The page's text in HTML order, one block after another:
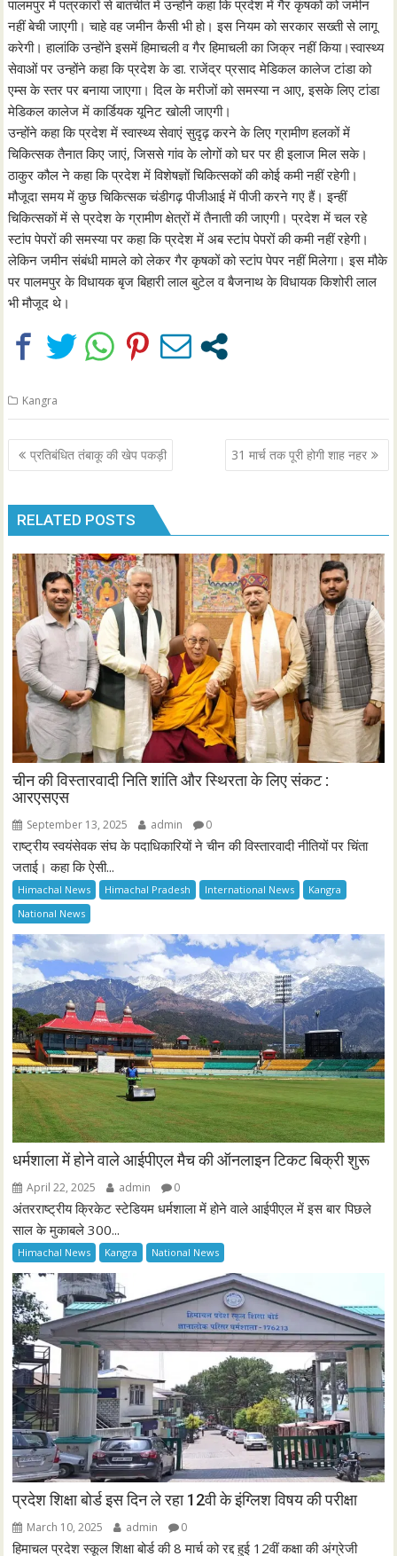
पालमपुर में पत्रकारों से बातचीत में उन्होंने कहा कि प्रदेश में गैर कृषकों को जमीन
नहीं बेची जाएगी। चाहे वह जमीन कैसी भी हो। इस नियम को सरकार सख्ती से लागू
करेगी। हालांकि उन्होंने इसमें हिमाचली व गैर हिमाचली का जिक्र नहीं किया।स्वास्थ्य
सेवाओं पर उन्होंने कहा कि प्रदेश के डा. राजेंद्र प्रसाद मेडिकल कालेज टांडा को
एम्स के स्तर पर बनाया जाएगा। दिल के मरीजों को समस्या न आए, इसके लिए टांडा
मेडिकल कालेज में कार्डियक यूनिट खोली जाएगी।
उन्होंने कहा कि प्रदेश में स्वास्थ्य सेवाएं सुदृढ़ करने के लिए ग्रामीण हलकों में
चिकित्सक तैनात किए जाएं, जिससे गांव के लोगों को घर पर ही इलाज मिल सके।
ठाकुर कौल ने कहा कि प्रदेश में विशेषज्ञों चिकित्सकों की कोई कमी नहीं रहेगी।
मौजूदा समय में कुछ चिकित्सक चंडीगढ़ पीजीआई में पीजी करने गए हैं। इन्हीं
चिकित्सकों में से प्रदेश के ग्रामीण क्षेत्रों में तैनाती की जाएगी। प्रदेश में चल रहे
स्टांप पेपरों की समस्या पर कहा कि प्रदेश में अब स्टांप पेपरों की कमी नहीं रहेगी।
लेकिन जमीन संबंधी मामले को लेकर गैर कृषकों को स्टांप पेपर नहीं मिलेगा। इस मौके
पर पालमपुर के विधायक बृज बिहारी लाल बुटेल व बैजनाथ के विधायक किशोरी लाल
भी मौजूद थे।
Kangra
Post
navigation
प्रतिबंधित तंबाकू की खेप पकड़ी 31 मार्च तक पूरी होगी शाह नहर
RELATED POSTS
चीन की विस्तारवादी निति शांति और स्थिरता के लिए संकट :
आरएसएस
September 13, 2025 admin 0
राष्ट्रीय स्वयंसेवक संघ के पदाधिकारियों ने चीन की विस्तारवादी नीतियों पर चिंता
जताई। कहा कि ऐसी...
Himachal News Himachal Pradesh International News
Kangra
National News
धर्मशाला में होने वाले आईपीएल मैच की ऑनलाइन टिकट बिक्री शुरू
April 22, 2025 admin 0
अंतरराष्ट्रीय क्रिकेट स्टेडियम धर्मशाला में होने वाले आईपीएल में इस बार पिछले
साल के मुकाबले 300...
Himachal News Kangra National News
प्रदेश शिक्षा बोर्ड इस दिन ले रहा 12वी के इंग्लिश विषय की परीक्षा
March 10, 2025 admin 0
हिमाचल प्रदेश स्कूल शिक्षा बोर्ड की 8 मार्च को रद्द हुई 12वीं कक्षा की अंग्रेजी